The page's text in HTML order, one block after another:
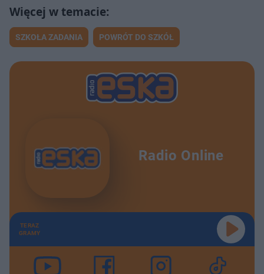
SZKOŁA ZADANIA POWRÓT DO SZKÓŁ
Radio Online
TERAZ
GRAMY